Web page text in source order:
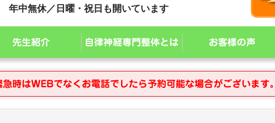
年中無休／日曜・祝日も開いています
先生紹介 自律神経専門整体とは お客様の声
時はWEBでなくお電話でしたら予約可能な場合がございます。